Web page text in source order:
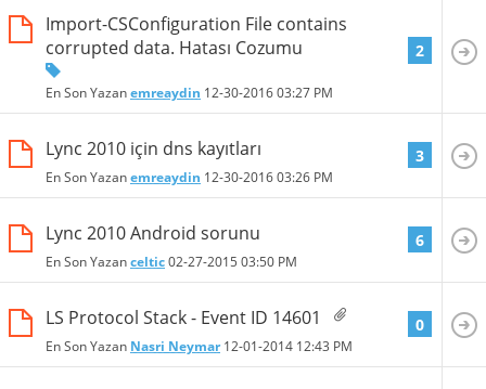
Import-CSConfiguration File contains
corrupted data. Hatası Cozumu
En Son Yazanemreaydin 12-30-201603:27 PM
2
Lync 2010 için dns kayıtları
En Son Yazanemreaydin 12-30-201603:26 PM
3
Lync 2010 Android sorunu
En Son Yazanceltic02-27-2015 03:50 PM
6
LS Protocol Stack - Event ID 14601
En Son Yazan Nasri Neymar12-01-2014 12:43 PM
0